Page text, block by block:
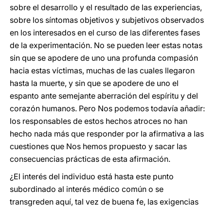
sobre el desarrollo y el resultado de las experiencias,
sobre los síntomas objetivos y subjetivos observados
en los interesados en el curso de las diferentes fases
de la experimentación. No se pueden leer estas notas
sin que se apodere de uno una profunda compasión
hacia estas víctimas, muchas de las cuales llegaron
hasta la muerte, y sin que se apodere de uno el
espanto ante semejante aberración del espíritu y del
corazón humanos. Pero Nos podemos todavía añadir:
los responsables de estos hechos atroces no han
hecho nada más que responder por la afirmativa a las
cuestiones que Nos hemos propuesto y sacar las
consecuencias prácticas de esta afirmación.
¿El interés del individuo está hasta este punto
subordinado al interés médico común o se
transgreden aquí, tal vez de buena fe, las exigencias